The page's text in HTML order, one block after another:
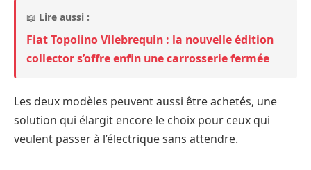
📖 Lire aussi :
Fiat Topolino Vilebrequin : la nouvelle édition
collector s’offre enfin une carrosserie fermée
Les deux modèles peuvent aussi être achetés, une
solution qui élargit encore le choix pour ceux qui
veulent passer à l’électrique sans attendre.